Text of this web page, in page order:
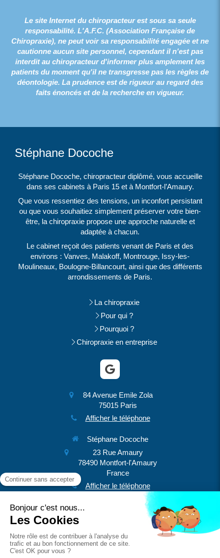
Le site Internet du chiropracteur est sous sa seule
responsabilité. L'A.F.C. (Association Française de
Chiropraxie), ne peut voir sa responsabilité engagée et ne
cautionne aucun site personnel, cependant il n'est pas
interdit au chiropracteur d'informer plus amplement les
patients du moment qu'il ne transgresse pas les règles de
déontologie. La prudence est de rigueur au regard des
faits énoncés et de la recherche en vigueur.
Stéphane Docoche
Stéphane Docoche, chiropracteur diplômé, vous accueille
dans ses cabinets à Paris 15 et à Montfort-l’Amaury.
Que vous ressentiez des tensions, un inconfort persistant
ou que vous souhaitiez simplement préserver votre bien-
être, la chiropraxie propose une approche naturelle et
adaptée à chacun.
Le cabinet reçoit des patients venant de Paris et des
environs : Vanves, Malakoff, Montrouge, Issy-les-
Moulineaux, Boulogne-Billancourt, ainsi que des différents
arrondissements de Paris.
La chiropraxie
Pour qui ?
Pourquoi ?
Chiropraxie en entreprise
84 Avenue Emile Zola
75015 Paris
Afficher le téléphone
Stéphane Docoche
23 Rue Amaury
78490 Montfort-l'Amaury
France
Afficher le téléphone
Prendre rendez-vous
Plan du site